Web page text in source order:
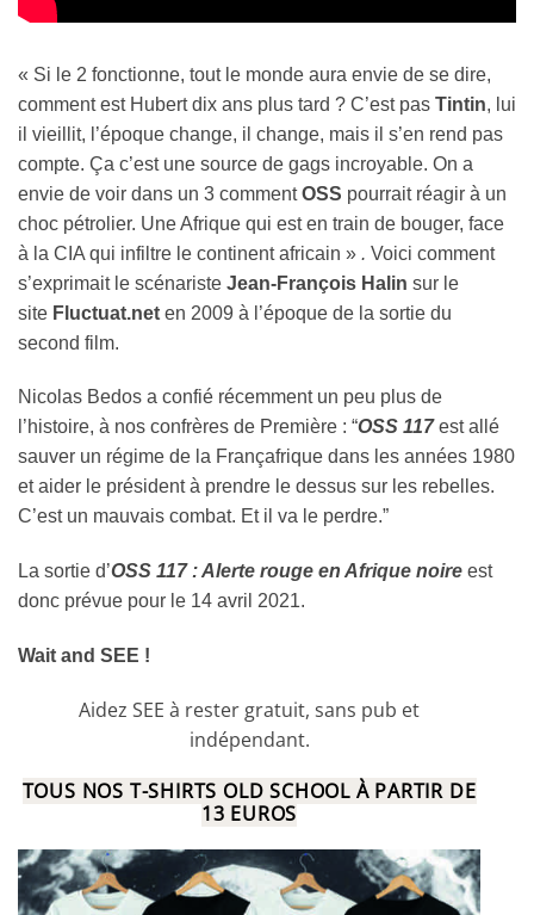
« Si le 2 fonctionne, tout le monde aura envie de se dire,
comment est Hubert dix ans plus tard ? C’est pas Tintin, lui
il vieillit, l’époque change, il change, mais il s’en rend pas
compte. Ça c’est une source de gags incroyable. On a
envie de voir dans un 3 commentOSS pourrait réagir à un
choc pétrolier. Une Afrique qui est en train de bouger, face
à la CIA qui infiltre le continent africain » . Voici comment
s’exprimait le scénariste Jean-François Halin sur le
site Fluctuat.net en 2009 à l’époque de la sortie du
second film.
Nicolas Bedos a confié récemment un peu plus de
l’histoire, à nos confrères de Première : “OSS 117est allé
sauver un régime de la Françafrique dans les années 1980
et aider le président à prendre le dessus sur les rebelles.
C’est un mauvais combat. Et il va le perdre.”
La sortie d’OSS 117 : Alerte rouge en Afrique noire est
donc prévue pour le 14 avril 2021.
Wait and SEE !
Aidez SEE à rester gratuit, sans pub et
indépendant.
TOUS NOS T-SHIRTS OLD SCHOOL À PARTIR DE
13 EUROS